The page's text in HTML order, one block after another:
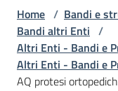
L'Agenzia
Home / Bandi e
Bandi altri Enti /
Altri Enti - Bandi e
Altri Enti - Bandi e
AQ protesi